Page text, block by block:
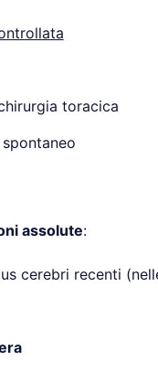
toracica
assolute:
cerebri recenti